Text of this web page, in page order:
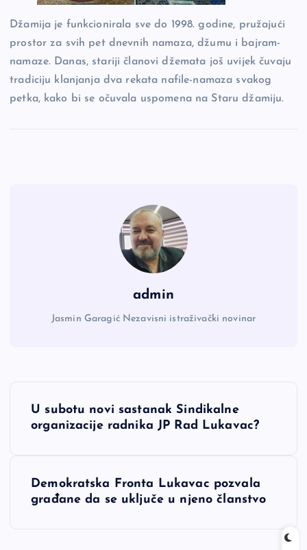
Džamija je funkcionirala sve do 1998. godine, pružajući
prostor za svih pet dnevnih namaza, džumu i bajram-
namaze. Danas, stariji članovi džemata još uvijek čuvaju
tradiciju klanjanja dva rekata nafile-namaza svakog
petka, kako bi se očuvala uspomena na Staru džamiju.
admin
Jasmin Garagić Nezavisni istraživački novinar
NU subotu novi sastanak Sindikalne
organizacije radnika JP Rad Lukavac?
Demokratska Fronta Lukavac pozvala
građane da se uključe u njeno članstvo